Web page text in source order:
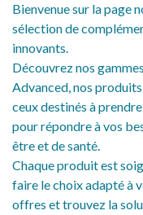
Bienvenue sur la page
sélection de
innovants.
Découvrez nos
Advanced, nos
ceux destinés à
pour répondre à vos
être et de santé.
Chaque produit est
faire le choix adapté à
offres et trouvez la